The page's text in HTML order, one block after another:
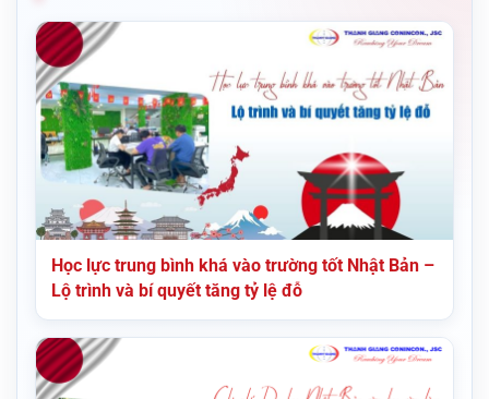
Học lực trung bình khá vào trường tốt Nhật Bản –
Lộ trình và bí quyết tăng tỷ lệ đỗ